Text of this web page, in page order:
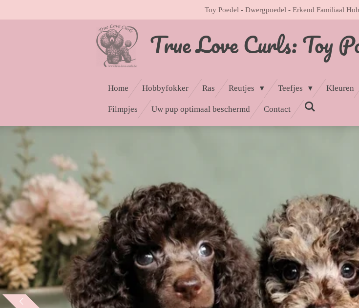
Toy Poedel - Dwergpoedel - Erkend Familiaal
True Love Curls: Toy
Home Hobbyfokker Ras Reutjes Teefjes Kleuren
Filmpjes Uw pup optimaal beschermd Contact